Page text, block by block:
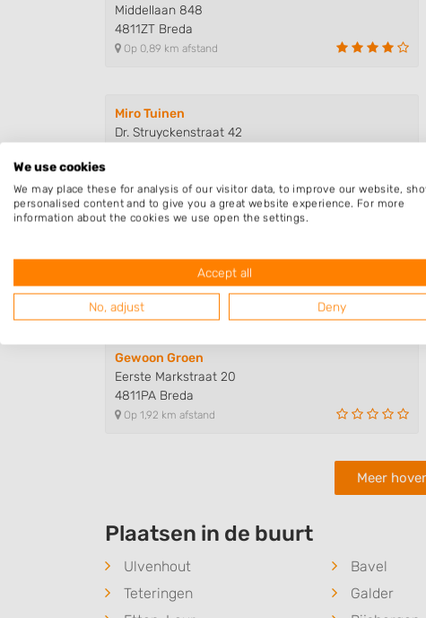
Middellaan 848
4811ZT Breda
Op 0,89 km afstand
Miro Tuinen
Dr. Struyckenstraat 42
Op 1,55 km afstand
Gewoon Groen
Eerste Markstraat 20
4811PA Breda
Op 1,92 km afstand
Meer
Plaatsen in de buurt
Ulvenhout Bavel
Teteringen
Galder
We use cookies
We may place these for analysis of our visitor data, to improve our website,
personalised content and to give you a great website experience. For more
information about the cookies we use open the settings.
Accept all
No, adjust Deny